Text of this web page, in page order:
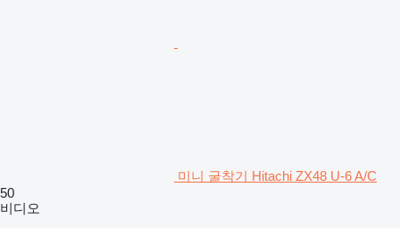
미니 굴착기 Hitachi ZX48 U-6 A/C
50
비디오